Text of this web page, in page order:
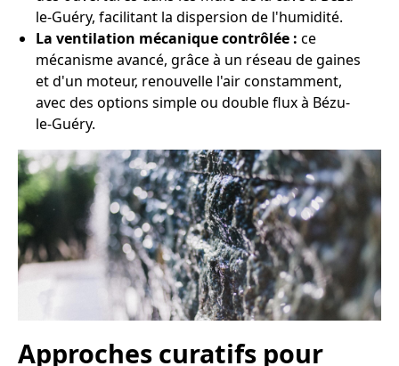
le-Guéry, facilitant la dispersion de l'humidité.
La ventilation mécanique contrôlée : ce
mécanisme avancé, grâce à un réseau de gaines
et d'un moteur, renouvelle l'air constamment,
avec des options simple ou double flux à Bézu-
le-Guéry.
Approches curatifs pour